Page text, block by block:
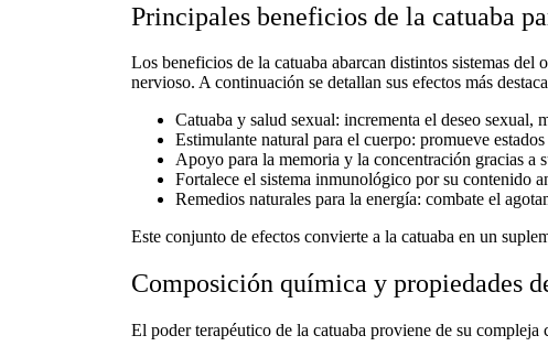
Principales beneficios de la catuaba
Los beneficios de la catuabaabarcan distintos sistemas del
nervioso. A continuación se detallan sus efectos más
Catuaba y salud sexual: incrementa el deseo sexual,
Estimulante natural para el cuerpo: promueve
Apoyo para la memoria y la concentración gracias a
Fortalece el sistema inmunológico por su contenido
Remedios naturales para la energía: combate el
Este conjunto de efectos convierte a la catuabaen un
Composición química y propiedades
El poder terapéutico de la catuaba proviene de su compleja